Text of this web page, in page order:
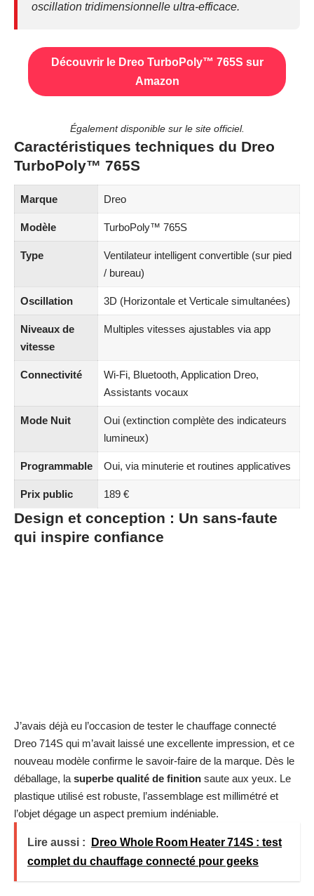
oscillation tridimensionnelle ultra-efficace.
Découvrir le Dreo TurboPoly™ 765S sur
Amazon
Également disponible sur le site officiel.
Caractéristiques techniques du Dreo
TurboPoly™ 765S
Marque Dreo
Modèle TurboPoly™ 765S
Type
Ventilateur intelligent convertible (sur pied
/ bureau)
Oscillation 3D (Horizontale et Verticale simultanées)
Niveaux de
vitesse
Multiples vitesses ajustables via app
Connectivité
Wi-Fi, Bluetooth, Application Dreo,
Assistants vocaux
Mode Nuit
Oui (extinction complète des indicateurs
lumineux)
Programmable Oui, via minuterie et routines applicatives
Prix public 189 €
Design et conception : Un sans-faute
qui inspire confiance
J’avais déjà eu l’occasion de tester le chauffage connecté
Dreo 714S qui m’avait laissé une excellente impression, et ce
nouveau modèle confirme le savoir-faire de la marque. Dès le
déballage, la superbe qualité de finition saute aux yeux. Le
plastique utilisé est robuste, l’assemblage est millimétré et
l’objet dégage un aspect premium indéniable.
Lire aussi :
Dreo Whole Room Heater 714S : test
complet du chauffage connecté pour geeks